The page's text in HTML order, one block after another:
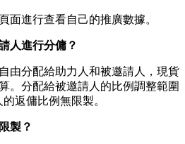
面進行查看自己的推廣數據。
人進行分傭？
由分配給助力人和被邀請人，現貨
。分配給被邀請人的比例調整範圍
返傭比例無限製。
製？